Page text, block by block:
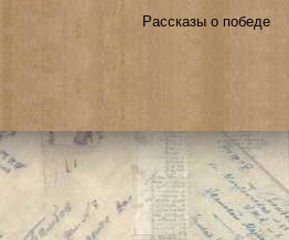
Рассказы о победе